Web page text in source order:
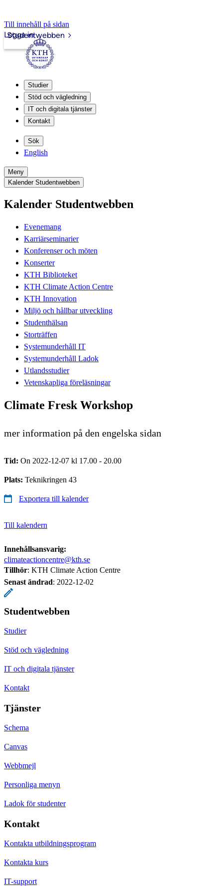
Till innehåll på sidan
Studentwebben
Logga in
Studier
Stöd och vägledning
IT och digitala tjänster
Kontakt
Sök
English
Meny
Kalender Studentwebben
Kalender Studentwebben
Evenemang
Karriärseminarier
Konferenser och möten
Konserter
KTH Biblioteket
KTH Climate Action Centre
KTH Innovation
Miljö och hållbar utveckling
Studenthälsan
Storträffen
Systemunderhåll IT
Systemunderhåll Ladok
Utlandsstudier
Vetenskapliga föreläsningar
Climate Fresk Workshop
mer information på den engelska sidan
Tid: On 2022-12-07 kl 17.00 - 20.00
Plats: Teknikringen 43
Exportera till kalender
Till kalendern
Innehållsansvarig:
climateactioncentre@kth.se
Tillhör: KTH Climate Action Centre
Senast ändrad: 2022-12-02
Studentwebben
Studier
Stöd och vägledning
IT och digitala tjänster
Kontakt
Tjänster
Schema
Canvas
Webbmejl
Personliga menyn
Ladok för studenter
Kontakt
Kontakta utbildningsprogram
Kontakta kurs
IT-support